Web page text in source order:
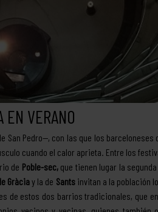
EN VERANO
San Pedro—, con las que los barceloneses
cuando el calor aprieta. Entre los
de Poble-sec,que tienen lugar la
Gràciay la de Santsinvitan a la población
de estos dos barrios tradicionales, que